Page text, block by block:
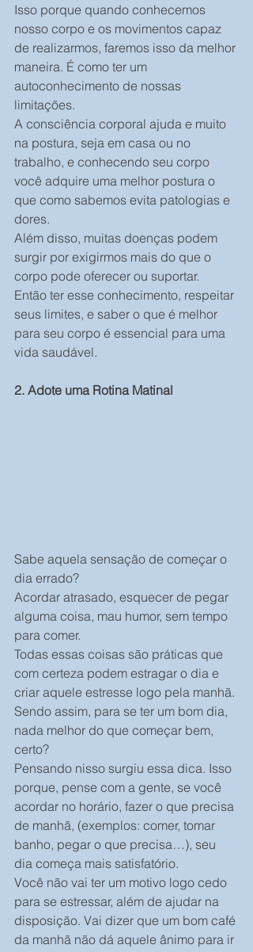
Isso porque quando conhecemos
nosso corpo e os movimentos capaz
de realizarmos, faremos isso da melhor
maneira. É como ter um
autoconhecimento de nossas
limitações.
A consciência corporal ajuda e muito
na postura, seja em casa ou no
trabalho, e conhecendo seu corpo
você adquire uma melhor postura o
que como sabemos evita patologias e
dores.
Além disso, muitas doenças podem
surgir por exigirmos mais do que o
corpo pode oferecer ou suportar.
Então ter esse conhecimento, respeitar
seus limites, e saber o que é melhor
para seu corpo é essencial para uma
vida saudável.
2. Adote uma Rotina Matinal
Sabe aquela sensação de começar o
dia errado?
Acordar atrasado, esquecer de pegar
alguma coisa, mau humor, sem tempo
para comer.
Todas essas coisas são práticas que
com certeza podem estragar o dia e
criar aquele estresse logo pela manhã.
Sendo assim, para se ter um bom dia,
nada melhor do que começar bem,
certo?
Pensando nisso surgiu essa dica. Isso
porque, pense com a gente, se você
acordar no horário, fazer o que precisa
de manhã, (exemplos: comer, tomar
banho, pegar o que precisa…), seu
dia começa mais satisfatório.
Você não vai ter um motivo logo cedo
para se estressar, além de ajudar na
disposição. Vai dizer que um bom café
da manhã não dá aquele ânimo para ir